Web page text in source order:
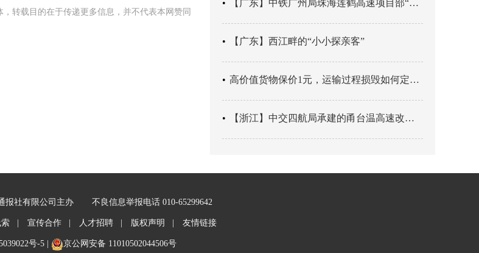
转载目的在于传递更多信息，并不代表本网赞同
【广东】中铁广州局珠海莲鹤高速项目部“靶向施训”筑牢应急处置防线
【广东】西江畔的“小小探亲客”
高价值货物保价1元，运输过程损毁如何定责？
【浙江】中交四航局承建的甬台温高速改扩建工程台州南段TJ06标段恢复双向通行
报社有限公司主办 不良信息举报电话 010-65299642
| 宣传合作 | 人才招聘 | 版权声明 | 友情链接
号-5| 京公网安备 11010502044506号